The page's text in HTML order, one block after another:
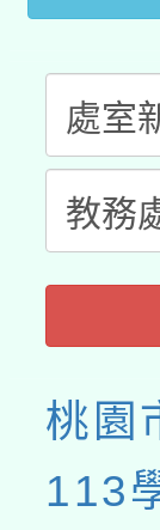
接
月
桃園
113